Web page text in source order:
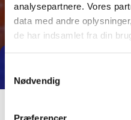
analysepartnere. Vores
data med andre
de har indsamlet fra din
Nødvendig
Præferencer